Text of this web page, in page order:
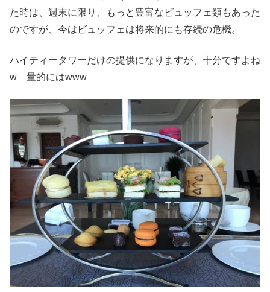
た時は、週末に限り、もっと豊富なビュッフェ類もあった
のですが、今はビュッフェは将来的にも存続の危機。
ハイティータワーだけの提供になりますが、十分ですよね
w 量的にはwww